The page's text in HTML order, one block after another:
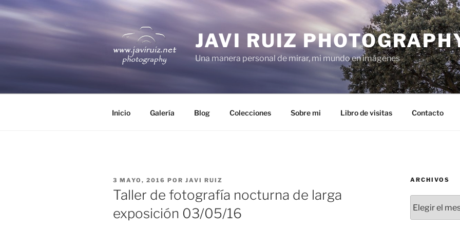
Saltar
al
contenido
JAVI RUIZ
Una manera personal de mirar, mi mundo en imágenes
Inicio Galería Blog Colecciones Sobre mi Libro de visitas Contacto
PUBLICADO
EL
3 MAYO, 2016 POR JAVI RUIZ
Taller de fotografía nocturna de larga
exposición 03/05/16
ARCHIVOS